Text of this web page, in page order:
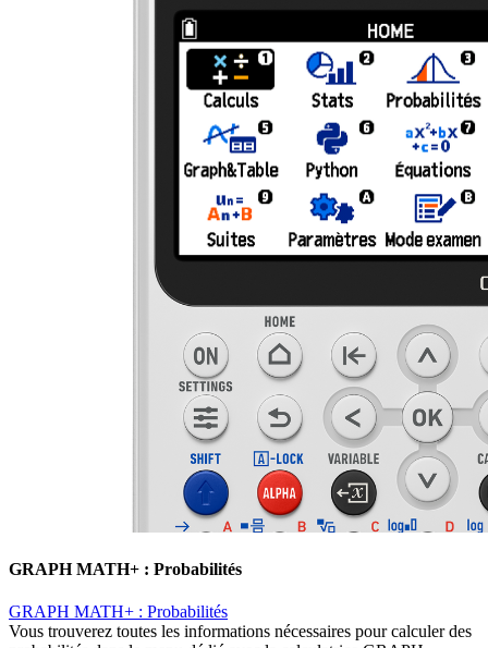
GRAPH MATH+ : Probabilités
GRAPH MATH+ : Probabilités
Vous trouverez toutes les informations nécessaires pour calculer des